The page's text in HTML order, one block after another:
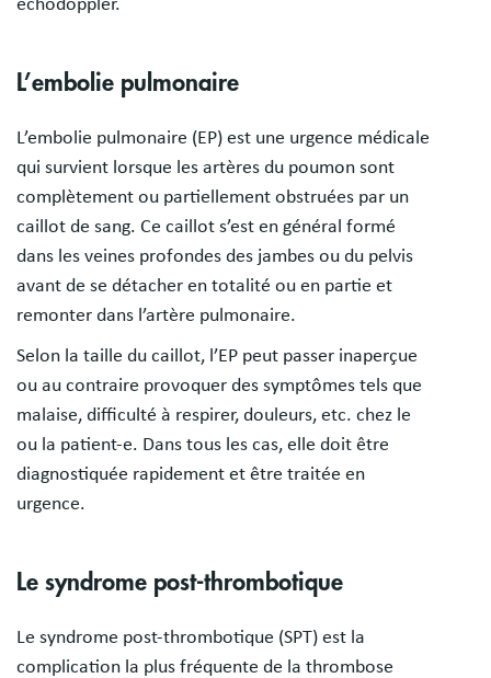
échodoppler.
L’embolie pulmonaire
L’embolie pulmonaire (EP) est une urgence médicale
qui survient lorsque les artères du poumon sont
complètement ou partiellement obstruées par un
caillot de sang. Ce caillot s’est en général formé
dans les veines profondes des jambes ou du pelvis
avant de se détacher en totalité ou en partie et
remonter dans l’artère pulmonaire.
Selon la taille du caillot, l’EP peut passer inaperçue
ou au contraire provoquer des symptômes tels que
malaise, difficulté à respirer, douleurs, etc. chez le
ou la patient-e. Dans tous les cas, elle doit être
diagnostiquée rapidement et être traitée en
urgence.
Le syndrome post-thrombotique
Le syndrome post-thrombotique (SPT) est la
complication la plus fréquente de la thrombose